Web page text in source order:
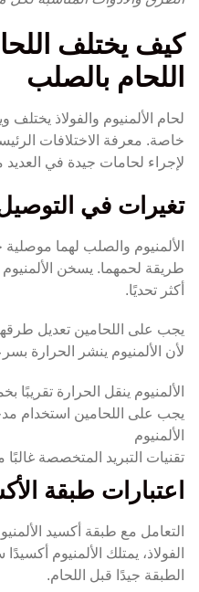
كيف يختلف
اللحام بالصلب
لحام الألمنيوم والفولاذ
خاصة. معرفة الاختلافات
لإجراء لحامات جيدة في
تغيرات في
الألمنيوم والصلب لهما
طريقة لحمهما. يسخن
أكثر تحديًا.
يجب على اللحامين تعديل طرقهم
لأن الألمنيوم ينشر الحرارة
الألمنيوم ينقل الحرارة
يجب على اللحامين استخدام
الألمنيوم
تقنيات التبريد المتخصصة
اعتبارات طبقة
التعامل مع طبقة أكسيد
الفولاذ، يمتلك الألمنيوم
الطبقة جيدًا قبل اللحام.